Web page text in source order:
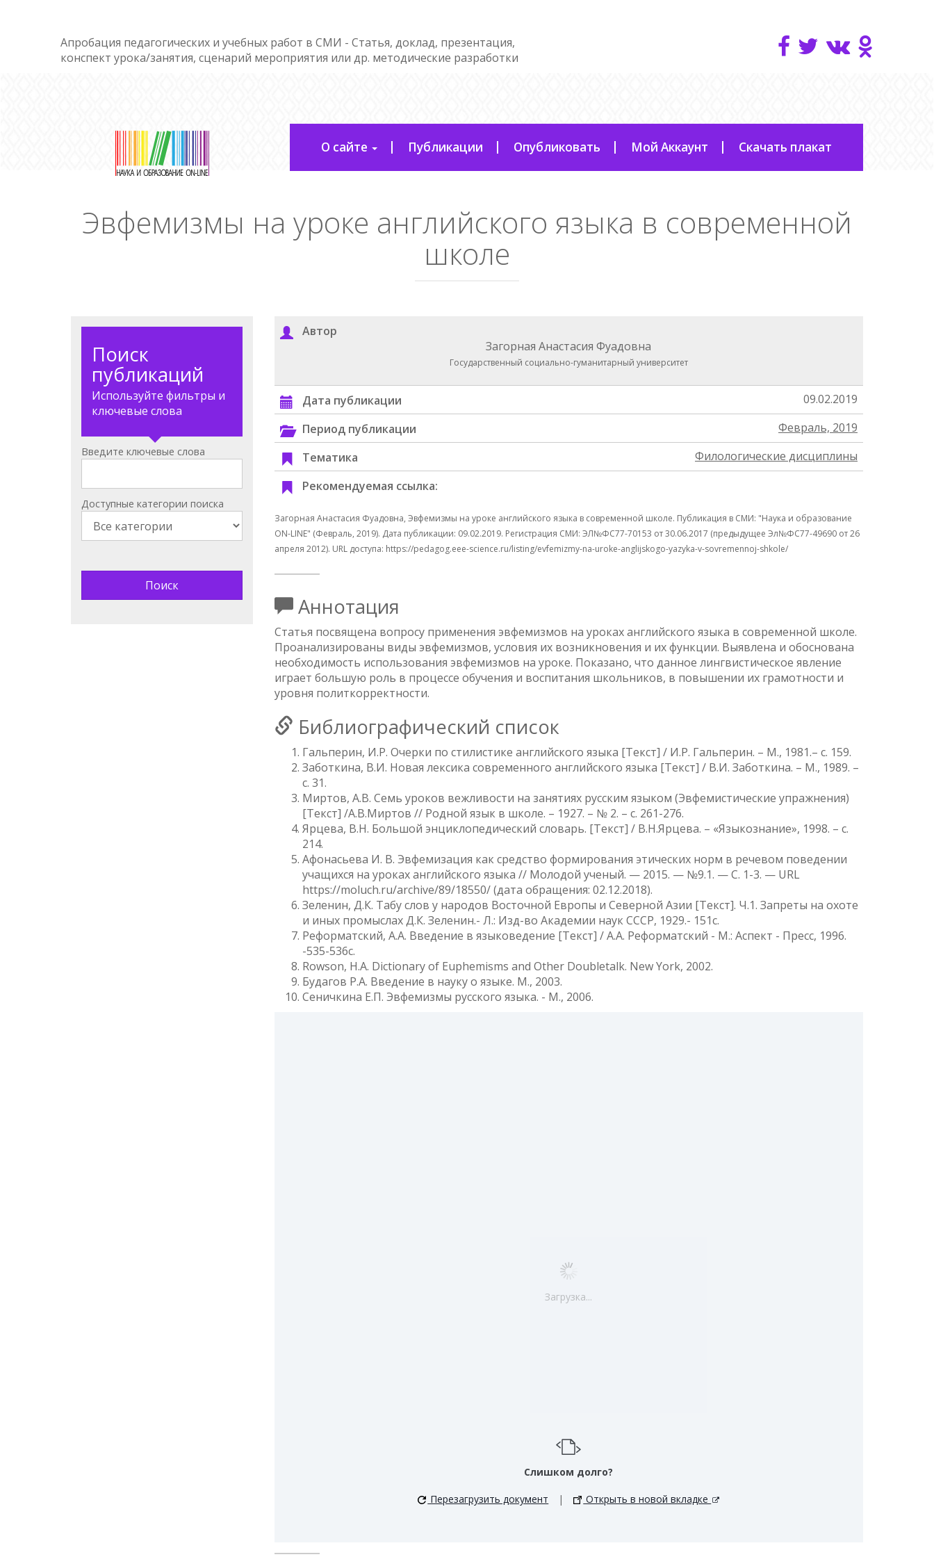
Апробация педагогических и учебных работ в СМИ - Статья, доклад, презентация,
конспект урока/занятия, сценарий мероприятия или др. методические разработки
О сайте Публикации Опубликовать Мой Аккаунт Скачать плакат
Эвфемизмы на уроке английского языка в современной
школе
Поиск
публикаций
Используйте фильтры и
ключевые слова
Введите ключевые слова
Доступные категории поиска
Автор
Загорная Анастасия Фуадовна
Государственный социально-гуманитарный университет
Дата публикации
09.02.2019
Период публикации
Февраль, 2019
Тематика
Филологические дисциплины
Рекомендуемая ссылка:
Загорная Анастасия Фуадовна, Эвфемизмы на уроке английского языка в современной школе. Публикация в СМИ: "Наука и образование
ON-LINE" (Февраль, 2019). Дата публикации: 09.02.2019. Регистрация СМИ: ЭЛ№ФС77-70153 от 30.06.2017 (предыдущее Эл№ФC77-49690 от 26
апреля 2012). URL доступа: https://pedagog.eee-science.ru/listing/evfemizmy-na-uroke-anglijskogo-yazyka-v-sovremennoj-shkole/
Аннотация
Статья посвящена вопросу применения эвфемизмов на уроках английского языка в современной школе.
Проанализированы виды эвфемизмов, условия их возникновения и их функции. Выявлена и обоснована
необходимость использования эвфемизмов на уроке. Показано, что данное лингвистическое явление
играет большую роль в процессе обучения и воспитания школьников, в повышении их грамотности и
уровня политкорректности.
Библиографический список
Гальперин, И.Р. Очерки по стилистике английского языка [Текст] / И.Р. Гальперин. – М., 1981.– с. 159.
Заботкина, В.И. Новая лексика современного английского языка [Текст] / В.И. Заботкина. – М., 1989. –
с. 31.
Миртов, А.В. Семь уроков вежливости на занятиях русским языком (Эвфемистические упражнения)
[Текст] /А.В.Миртов // Родной язык в школе. – 1927. – № 2. – с. 261-276.
Ярцева, В.Н. Большой энциклопедический словарь. [Текст] / В.Н.Ярцева. – «Языкознание», 1998. – с.
214.
Афонасьева И. В. Эвфемизация как средство формирования этических норм в речевом поведении
учащихся на уроках английского языка // Молодой ученый. — 2015. — №9.1. — С. 1-3. — URL
https://moluch.ru/archive/89/18550/ (дата обращения: 02.12.2018).
Зеленин, Д.К. Табу слов у народов Восточной Европы и Северной Азии [Текст]. Ч.1. Запреты на охоте
и иных промыслах Д.К. Зеленин.- Л.: Изд-во Академии наук СССР, 1929.- 151с.
Реформатский, А.А. Введение в языковедение [Текст] / А.А. Реформатский - М.: Аспект - Пресс, 1996.
-535-536с.
Rowson, H.A. Dictionary of Euphemisms and Other Doubletalk. New York, 2002.
Будагов Р.А. Введение в науку о языке. М., 2003.
Сеничкина Е.П. Эвфемизмы русского языка. - М., 2006.
Загрузка...
Слишком долго?
Перезагрузить документ | Открыть в новой вкладке